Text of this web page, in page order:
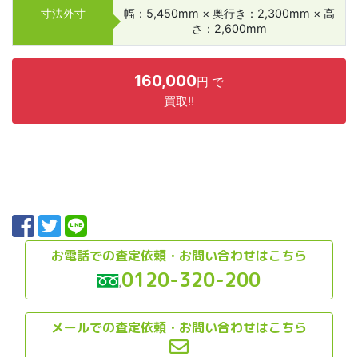
寸法外寸
幅：5,450mm × 奥行き：2,300mm × 高
さ：2,600mm
160,000円 で
買取!!
お電話での査定依頼・お問い合わせはこちら
0120-320-200
メールでの査定依頼・お問い合わせはこちら